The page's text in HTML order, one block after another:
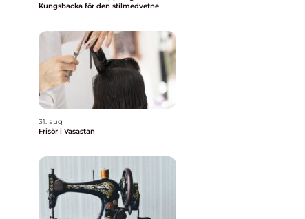
Kungsbacka för den stilmedvetne
31. aug
Frisör i Vasastan